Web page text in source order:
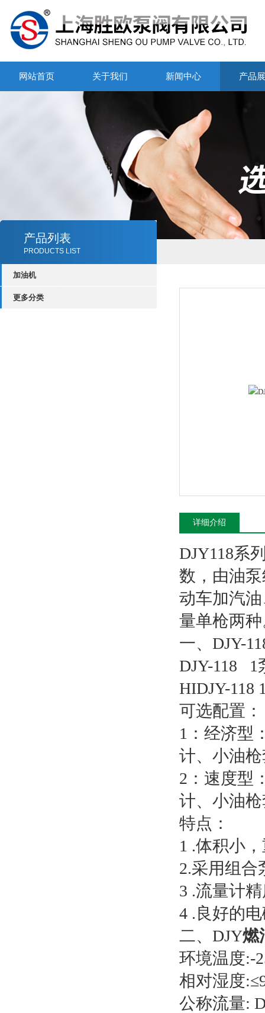
网站首页 关于我们 新闻中心 产品
产品列表
PRODUCTS LIST
加油机
更多分类
详细介绍
DJY118系
数，由油
动车加汽
量单枪两
一、DJY-
DJY-118 1
HIDJY-118
可选配置：
1：经济型
计、小油
2：速度型
计、小油
特点：
1 .体积小
2.采用组合
3 .流量计
4 .良好的
二、DJY燃
环境温度:-
相对湿度
公称流量: